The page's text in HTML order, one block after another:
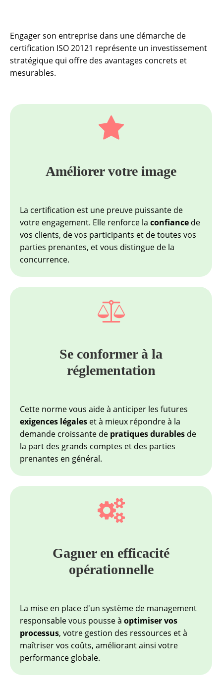
Engager son entreprise dans une démarche de
certification ISO 20121 représente un investissement
stratégique qui offre des avantages concrets et
mesurables.
Améliorer votre image
La certification est une preuve puissante de
votre engagement. Elle renforce la confiance de
vos clients, de vos participants et de toutes vos
parties prenantes, et vous distingue de la
concurrence.
Se conformer à la
réglementation
Cette norme vous aide à anticiper les futures
exigences légales et à mieux répondre à la
demande croissante de pratiques durables de
la part des grands comptes et des parties
prenantes en général.
Gagner en efficacité
opérationnelle
La mise en place d'un système de management
responsable vous pousse à optimiser vos
processus, votre gestion des ressources et à
maîtriser vos coûts, améliorant ainsi votre
performance globale.